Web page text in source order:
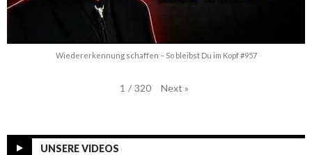
Wiedererkennung schaffen – So bleibst Du im Kopf #957
1 / 320 Next »
UNSERE VIDEOS